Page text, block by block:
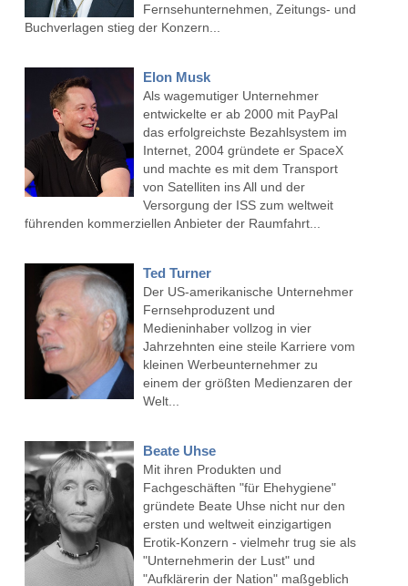
Fernsehunternehmen, Zeitungs- und
Buchverlagen stieg der Konzern...
Elon Musk
Als wagemutiger Unternehmer
entwickelte er ab 2000 mit PayPal
das erfolgreichste Bezahlsystem im
Internet, 2004 gründete er SpaceX
und machte es mit dem Transport
von Satelliten ins All und der
Versorgung der ISS zum weltweit
führenden kommerziellen Anbieter der Raumfahrt...
Ted Turner
Der US-amerikanische Unternehmer
Fernsehproduzent und
Medieninhaber vollzog in vier
Jahrzehnten eine steile Karriere vom
kleinen Werbeunternehmer zu
einem der größten Medienzaren der
Welt...
Beate Uhse
Mit ihren Produkten und
Fachgeschäften "für Ehehygiene"
gründete Beate Uhse nicht nur den
ersten und weltweit einzigartigen
Erotik-Konzern - vielmehr trug sie als
"Unternehmerin der Lust" und
"Aufklärerin der Nation" maßgeblich